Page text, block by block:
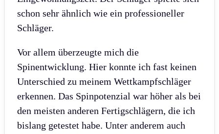
schon sehr ähnlich wie ein professioneller
Schläger.
Vor allem überzeugte mich die
Spinentwicklung. Hier konnte ich fast keinen
Unterschied zu meinem Wettkampfschläger
erkennen. Das Spinpotenzial war höher als bei
den meisten anderen Fertigschlägern, die ich
bislang getestet habe. Unter anderem auch